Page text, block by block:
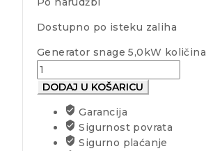
Dostupno po isteku zaliha
Generator snage 5,0kW količina
DODAJ U KOŠARICU
Garancija
Sigurnost povrata
Sigurno plaćanje